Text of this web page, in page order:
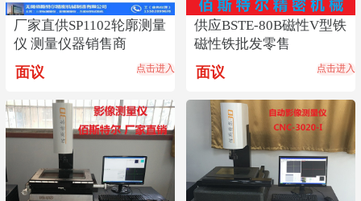
厂家直供SP1102轮廓测量
仪 测量仪器销售商
面议 点击进入
供应BSTE-80B磁性V型铁
磁性铁批发零售
面议 点击进入